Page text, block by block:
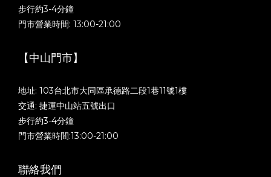
步行約3-4分鐘
門市營業時間: 13:00-21:00
【中山門市】
地址: 103台北市大同區承德路二段1巷11號1樓
交通: 捷運中山站五號出口
步行約3-4分鐘
門市營業時間:13:00-21:00
聯絡我們